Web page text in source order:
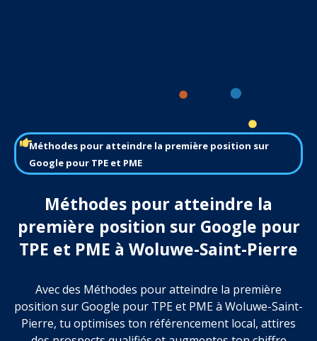
Méthodes pour atteindre la première position sur
Google pour TPE et PME
Méthodes pour atteindre la
première position sur Google pour
TPE et PME à Woluwe-Saint-Pierre
Avec des Méthodes pour atteindre la première
position sur Google pour TPE et PME à Woluwe-Saint-
Pierre, tu optimises ton référencement local, attires